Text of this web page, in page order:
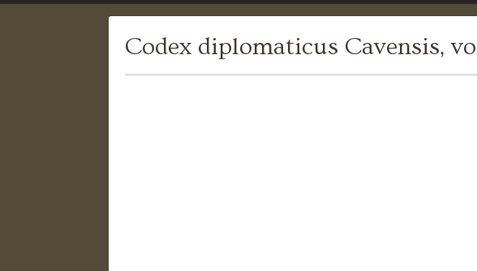
Codex diplomaticus Cavensis,